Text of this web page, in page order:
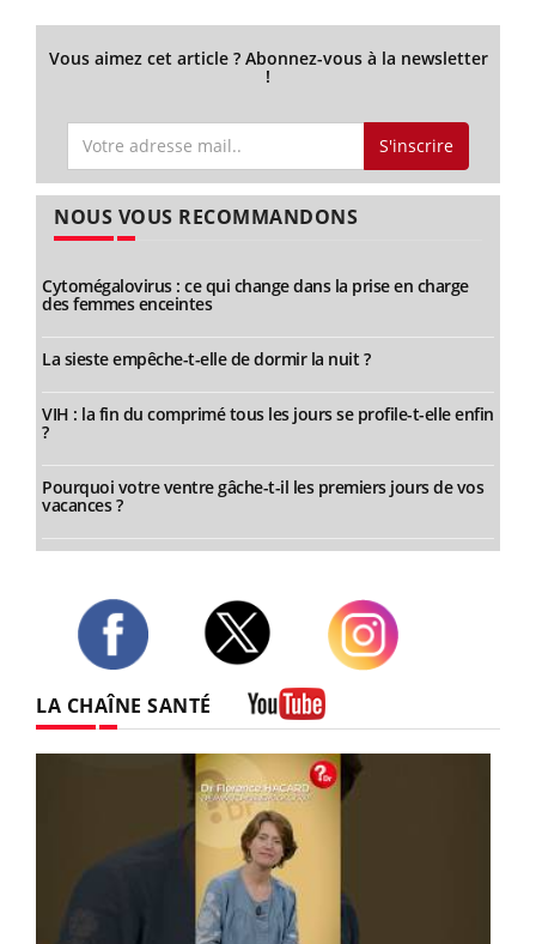
Vous aimez cet article ? Abonnez-vous à la newsletter
!
S'inscrire
NOUS VOUS RECOMMANDONS
Cytomégalovirus : ce qui change dans la prise en charge
des femmes enceintes
La sieste empêche-t-elle de dormir la nuit ?
VIH : la fin du comprimé tous les jours se profile-t-elle enfin
?
Pourquoi votre ventre gâche-t-il les premiers jours de vos
vacances ?
LA CHAÎNE SANTÉ